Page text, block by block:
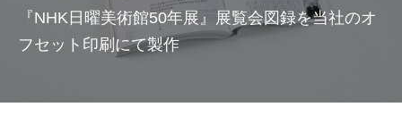
『NHK日曜美術館50年展』展覧会図録を当社のオ
フセット印刷にて製作